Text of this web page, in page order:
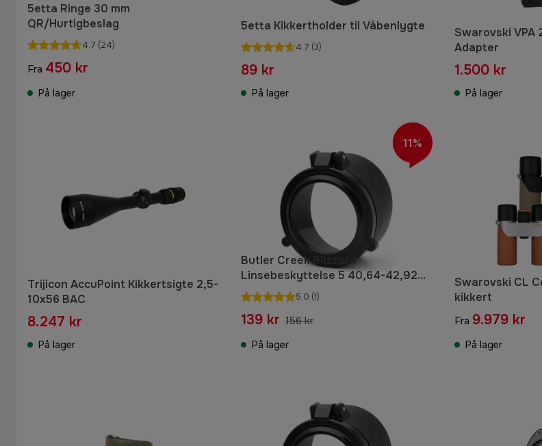
5etta Ringe 30 mm
QR/Hurtigbeslag
4.7 (24)
Fra 450 kr
På lager
5etta Kikkertholder til Våbenlygte
4.7 (3)
89 kr
På lager
Swarovski VPA
Adapter
1.500 kr
På lager
Trijicon AccuPoint Kikkertsigte 2,5-
10x56 BAC
8.247 kr
På lager
Butler Creek Blizzard
Linsebeskyttelse 5 40,64-42,92
mm
5.0 (1)
139 kr 156 kr
På lager
11%
Swarovski CL
kikkert
Fra 9.979 kr
På lager